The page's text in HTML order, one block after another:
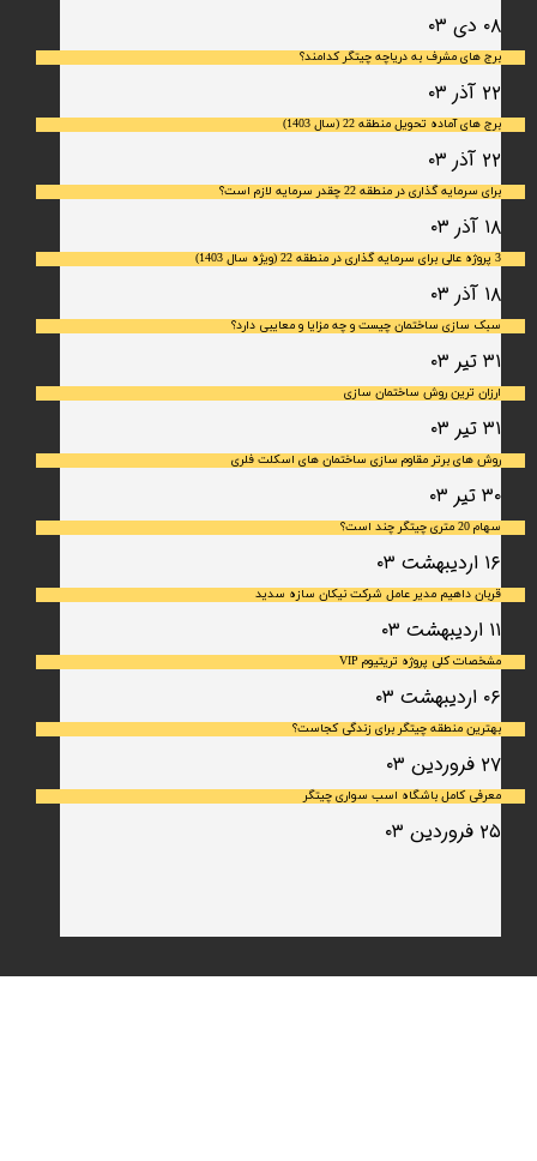
۰۸ دی ۰۳
برج های مشرف به دریاچه چیتگر کدامند؟
۲۲ آذر ۰۳
برج های آماده تحویل منطقه 22 (سال 1403)
۲۲ آذر ۰۳
برای سرمایه‌ گذاری در منطقه 22 چقدر سرمایه لازم است؟
۱۸ آذر ۰۳
3 پروژه عالی برای سرمایه گذاری در منطقه 22 (ویژه سال 1403)
۱۸ آذر ۰۳
سبک سازی ساختمان چیست و چه مزایا و معایبی دارد؟
۳۱ تیر ۰۳
ارزان ترین روش ساختمان سازی
۳۱ تیر ۰۳
روش های برتر مقاوم سازی ساختمان های اسکلت فلری
۳۰ تیر ۰۳
سهام 20 متری چیتگر چند است؟
۱۶ اردیبهشت ۰۳
قربان داهیم مدیر عامل شرکت نیکان سازه سدید
۱۱ اردیبهشت ۰۳
مشخصات کلی پروژه تریتیوم VIP
۰۶ اردیبهشت ۰۳
بهترین منطقه چیتگر برای زندگی کجاست؟
۲۷ فروردین ۰۳
معرفی کامل باشگاه اسب سواری چیتگر
۲۵ فروردین ۰۳